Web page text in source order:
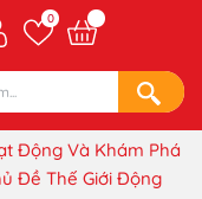
0
Động Và Khám Phá
Đề Thế Giới Động